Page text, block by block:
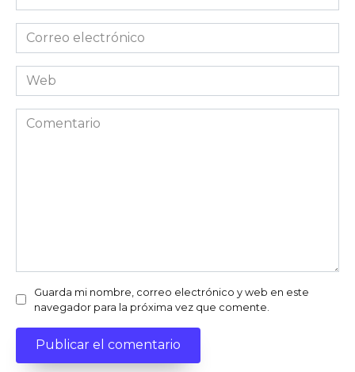
*
Correo
electrónico
*Web
Comentario
Guarda mi nombre, correo electrónico y web en este
navegador para la próxima vez que comente.